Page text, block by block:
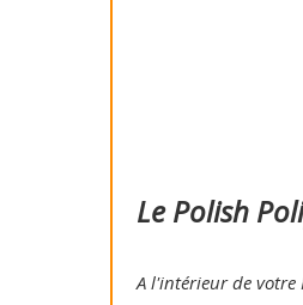
Le Polish
A l'intérieur de votre